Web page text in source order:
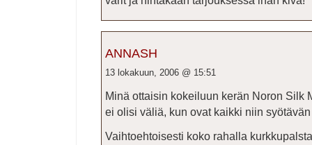
ANNASH
13 lokakuun, 2006 @ 15:51
Minä ottaisin kokeiluun kerän Noron Silk
ei olisi väliä, kun ovat kaikki niin
Vaihtoehtoisesti koko rahalla